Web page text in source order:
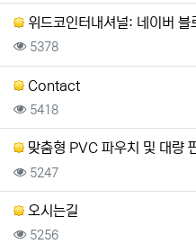
위드코인터내셔널: 네이버 블
조회
5378
Contact
조회
5418
맞춤형 PVC 파우치 및 대량
조회
5247
오시는길
조회
5256